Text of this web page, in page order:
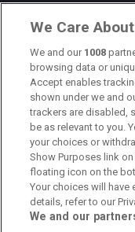
Om oss
Kontakta oss
Kundtjänst
Sponsor: Rekatochklart
Annonsera på
Redaktionell policy
Personuppgiftspolicy
We Care
We and our 1008
browsing data or
Accept enables
shown under we and
trackers are disabled,
be as relevant to you.
your choices or
Show Purposes link
floating icon on the
Your choices will have
details, refer to our
We and our